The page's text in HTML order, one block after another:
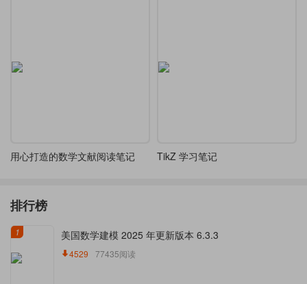
用心打造的数学文献阅读笔记 TikZ 学习笔记
排行榜
1 美国数学建模 2025 年更新版本 6.3.3
4529 77435阅读